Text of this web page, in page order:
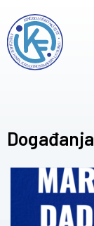
Događanja